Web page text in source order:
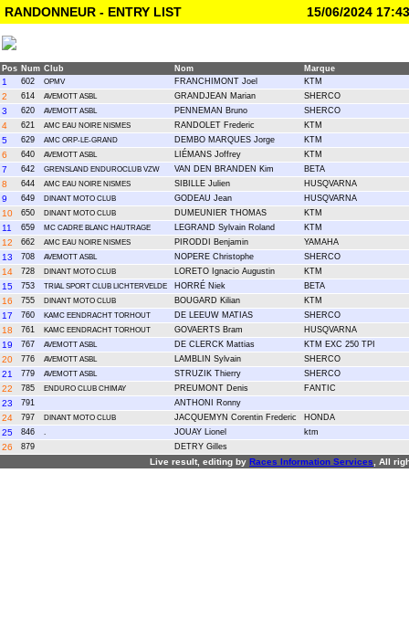
RANDONNEUR - ENTRY LIST 15/06/2024
Pos Num Club Nom Marque
1 602 OPMV FRANCHIMONT Joel KTM
2 614 AVEMOTT ASBL GRANDJEAN Marian SHERCO
3 620 AVEMOTT ASBL PENNEMAN Bruno SHERCO
4 621 AMC EAU NOIRE NISMES RANDOLET Frederic KTM
5 629 AMC ORP-LE-GRAND DEMBO MARQUES Jorge KTM
6 640 AVEMOTT ASBL LIÉMANS Joffrey KTM
7 642 GRENSLAND ENDUROCLUB VZW VAN DEN BRANDEN Kim BETA
8 644 AMC EAU NOIRE NISMES SIBILLE Julien HUSQVARNA
9 649 DINANT MOTO CLUB GODEAU Jean HUSQVARNA
10 650 DINANT MOTO CLUB DUMEUNIER THOMAS KTM
11 659 MC CADRE BLANC HAUTRAGE LEGRAND Sylvain Roland KTM
12 662 AMC EAU NOIRE NISMES PIRODDI Benjamin YAMAHA
13 708 AVEMOTT ASBL NOPERE Christophe SHERCO
14 728 DINANT MOTO CLUB LORETO Ignacio Augustin KTM
15 753 TRIAL SPORT CLUB LICHTERVELDE HORRÉ Niek BETA
16 755 DINANT MOTO CLUB BOUGARD Kilian KTM
17 760 KAMC EENDRACHT TORHOUT DE LEEUW MATIAS SHERCO
18 761 KAMC EENDRACHT TORHOUT GOVAERTS Bram HUSQVARNA
19 767 AVEMOTT ASBL DE CLERCK Mattias KTM EXC 250 TPI
20 776 AVEMOTT ASBL LAMBLIN Sylvain SHERCO
21 779 AVEMOTT ASBL STRUZIK Thierry SHERCO
22 785 ENDURO CLUB CHIMAY PREUMONT Denis FANTIC
23 791 ANTHONI Ronny
24 797 DINANT MOTO CLUB JACQUEMYN Corentin Frederic HONDA
25 846 . JOUAY Lionel ktm
26 879 DETRY Gilles
Live result, editing by Races Information Services , All